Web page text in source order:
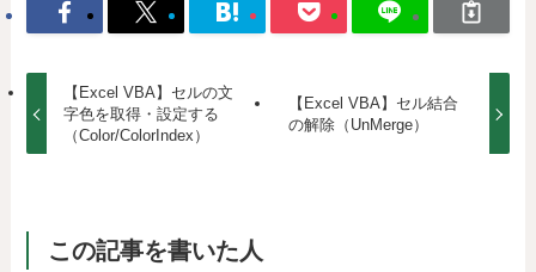
【Excel VBA】セルの文
字色を取得・設定する
（Color/ColorIndex）
【Excel VBA】セル結合
の解除（UnMerge）
この記事を書いた人